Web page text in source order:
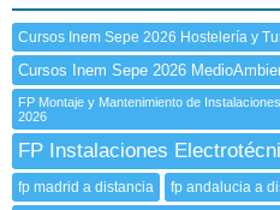
Cursos Inem Sepe 2026 Hostelería y
Cursos Inem Sepe 2026
FP Montaje y Mantenimiento de
2026
FP Instalaciones
fp madrid a distancia fp andalucia a